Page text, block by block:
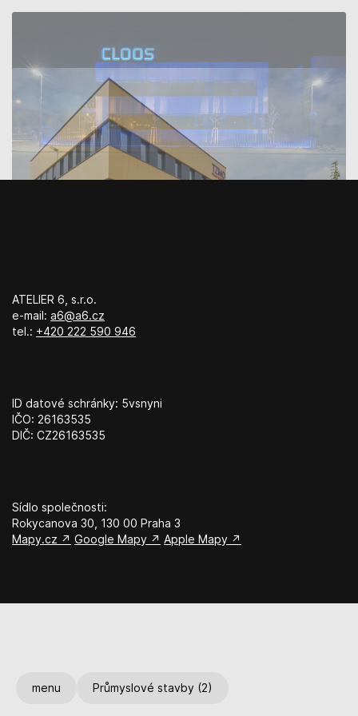
menu Průmyslové stavby (2)
TZMO Czech Republic
ATELIER 6, s.r.o.
e-mail: a6@a6.cz
tel.: +420 222 590 946
ID datové schránky: 5vsnyni
IČO: 26163535
DIČ: CZ26163535
Sídlo společnosti:
Rokycanova 30, 130 00 Praha 3
Mapy.cz ↗ Google Mapy ↗ Apple Mapy ↗